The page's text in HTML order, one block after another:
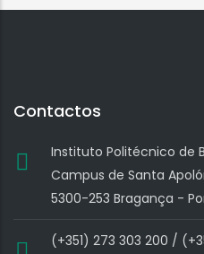
Contactos
Instituto Politécnico de
Campus de Santa
5300-253 Bragança -
(+351) 273 303 200 /